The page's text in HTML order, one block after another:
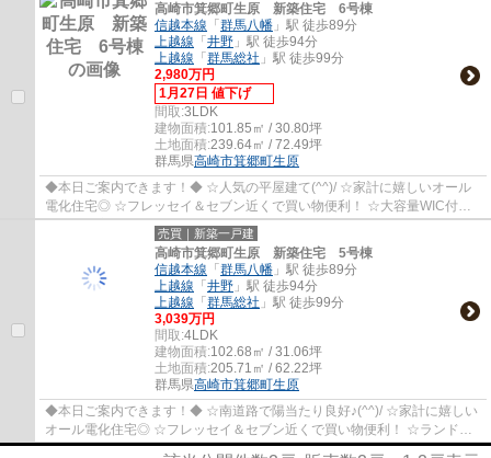
高崎市箕郷町生原 新築住宅 6号棟
信越本線 「 群馬八幡 」駅 徒歩89分
上越線 「 井野 」駅 徒歩94分
上越線 「 群馬総社 」駅 徒歩99分
2,980万円
1月27日 値下げ
間取:3LDK
建物面積:101.85㎡ / 30.80坪
土地面積:239.64㎡ / 72.49坪
群馬県高崎市箕郷町生原
◆本日ご案内できます！◆ ☆人気の平屋建て(^^)/ ☆家計に嬉しいオール
電化住宅◎ ☆フレッセイ＆セブン近くで買い物便利！ ☆大容量WIC付き
で収納豊富♪
売買｜新築一戸建
高崎市箕郷町生原 新築住宅 5号棟
信越本線 「 群馬八幡 」駅 徒歩89分
上越線 「 井野 」駅 徒歩94分
上越線 「 群馬総社 」駅 徒歩99分
3,039万円
間取:4LDK
建物面積:102.68㎡ / 31.06坪
土地面積:205.71㎡ / 62.22坪
群馬県高崎市箕郷町生原
◆本日ご案内できます！◆ ☆南道路で陽当たり良好♪(^^)/ ☆家計に嬉しい
オール電化住宅◎ ☆フレッセイ＆セブン近くで買い物便利！ ☆ランドリ
ールーム付きで雨の日も安心♪